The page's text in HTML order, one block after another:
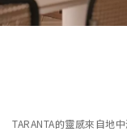
TARANTA的靈感來自地